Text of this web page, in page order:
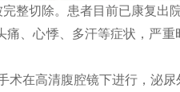
整切除。患者目前已康复出院
、心悸、多汗等症状，严
在高清腹腔镜下进行，泌